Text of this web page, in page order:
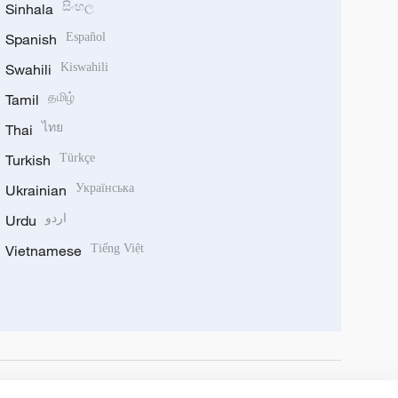
Sinhala සිංහල
Spanish Español
Swahili Kiswahili
Tamil தமிழ்
Thai ไทย
Turkish Türkçe
Ukrainian Українська
Urdu اردو
Vietnamese Tiếng Việt